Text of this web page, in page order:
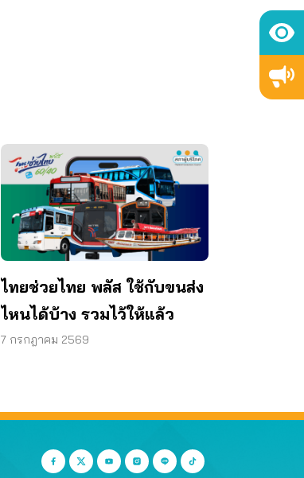
ไทยช่วยไทย พลัส ใช้กับขนส่ง
ไหนได้บ้าง รวมไว้ให้แล้ว
7 กรกฎาคม 2569